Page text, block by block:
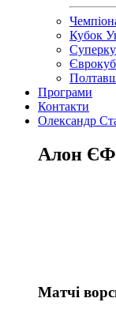
Кубок
Програми
Контакти
Олександр
Алон
Матчі